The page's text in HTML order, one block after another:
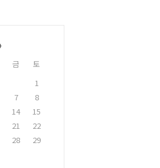
금
토
1
7
8
14
15
21
22
28
29